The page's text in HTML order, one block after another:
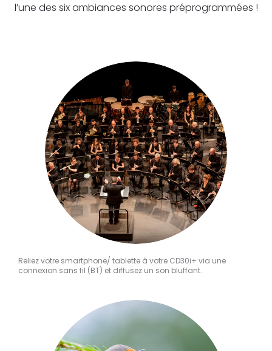
l’une des six ambiances sonores préprogrammées !
Reliez votre smartphone/ tablette à votre CD30i+ via une
connexion sans fil (BT) et diffusez un son bluffant.